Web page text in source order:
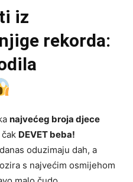
iz
rekorda:
najvećeg broja djece
čak DEVET beba!
oduzimaju dah, a
s najvećim osmijehom